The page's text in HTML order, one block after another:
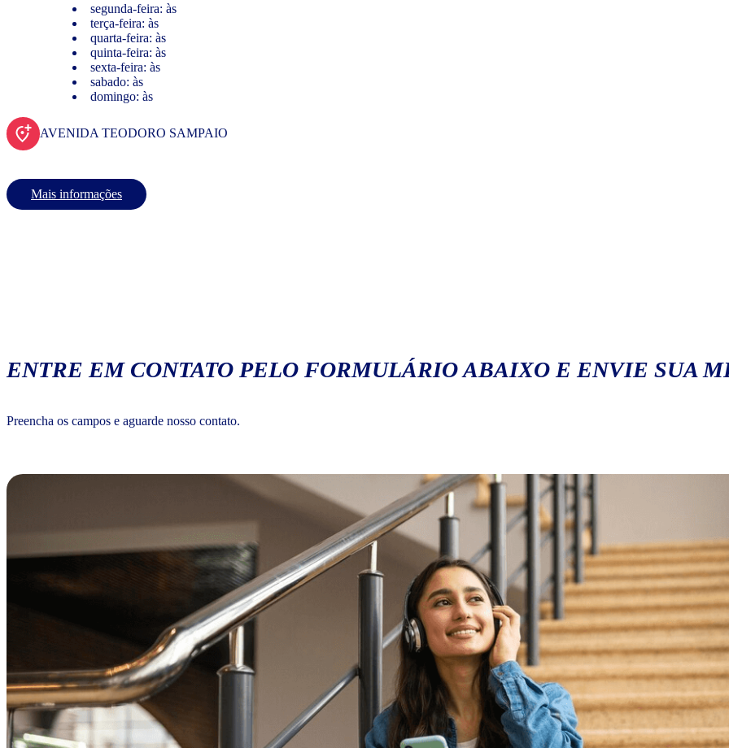
segunda-feira: às
terça-feira: às
quarta-feira: às
quinta-feira: às
sexta-feira: às
sabado: às
domingo: às
AVENIDA TEODORO SAMPAIO
Mais informações
ENTRE EM CONTATO PELO FORMULÁRIO ABAIXO E ENVIE SUA
Preencha os campos e aguarde nosso contato.